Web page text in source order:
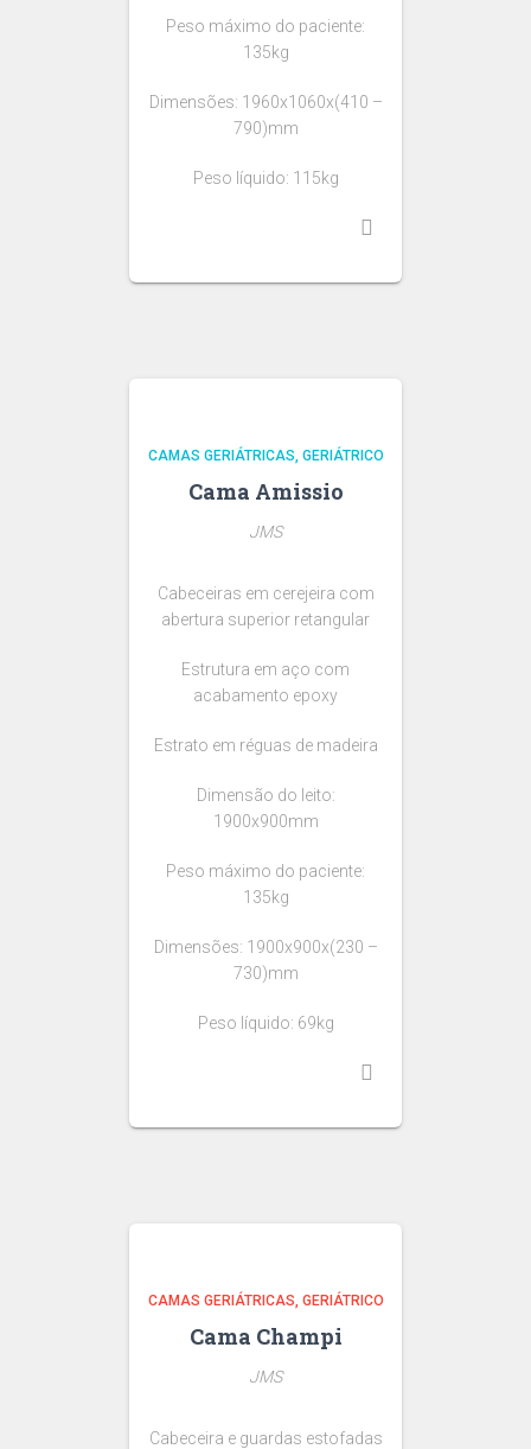
Peso máximo do paciente:
135kg
Dimensões: 1960x1060x(410 –
790)mm
Peso líquido: 115kg
CAMAS GERIÁTRICAS GERIÁTRICO
Cama Amissio
JMS
Cabeceiras em cerejeira com
abertura superior retangular
Estrutura em aço com
acabamento epoxy
Estrato em réguas de madeira
Dimensão do leito:
1900x900mm
Peso máximo do paciente:
135kg
Dimensões: 1900x900x(230 –
730)mm
Peso líquido: 69kg
CAMAS GERIÁTRICAS GERIÁTRICO
Cama Champi
JMS
Cabeceira e guardas estofadas